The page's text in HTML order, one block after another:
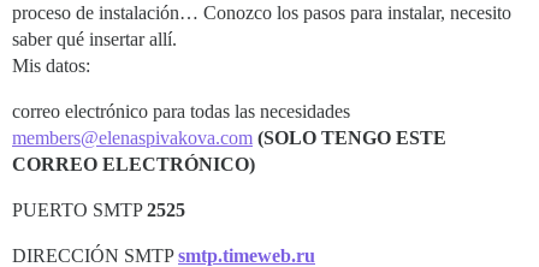
proceso de instalación… Conozco los pasos para instalar, necesito
saber qué insertar allí.
Mis datos:
correo electrónico para todas las necesidades
members@elenaspivakova.com (SOLO TENGO ESTE
CORREO ELECTRÓNICO)
PUERTO SMTP2525
DIRECCIÓN SMTPsmtp.timeweb.ru